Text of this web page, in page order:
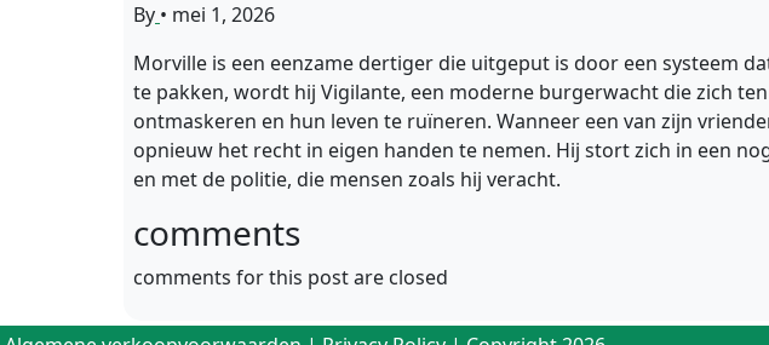
By • mei 1, 2026
Morville is een eenzame dertiger die uitgeput is door een systeem
te pakken, wordt hij Vigilante, een moderne burgerwacht die zich
ontmaskeren en hun leven te ruïneren. Wanneer een van zijn
opnieuw het recht in eigen handen te nemen. Hij stort zich in een
en met de politie, die mensen zoals hij veracht.
comments
comments for this post are closed